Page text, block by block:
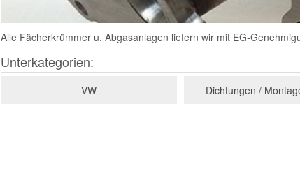
Alle Fächerkrümmer u. Abgasanlagen liefern wir mit EG-
Unterkategorien:
VW Dichtungen /